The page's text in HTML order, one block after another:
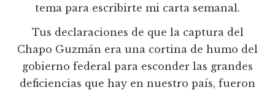
tema para escribirte mi carta semanal.
Tus declaraciones de que la captura del
Chapo Guzmán era una cortina de humo del
gobierno federal para esconder las grandes
deficiencias que hay en nuestro país, fueron